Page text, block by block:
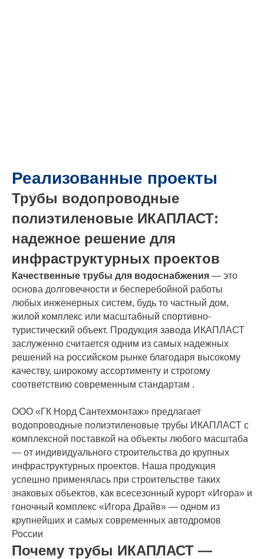
Реализованные проекты
Трубы водопроводные
полиэтиленовые ИКАПЛАСТ:
надежное решение для
инфраструктурных проектов
Качественные трубы для водоснабжения — это
основа долговечности и бесперебойной работы
любых инженерных систем, будь то частный дом,
жилой комплекс или масштабный спортивно-
туристический объект. Продукция завода ИКАПЛАСТ
заслуженно считается одним из самых надежных
решений на российском рынке благодаря высокому
качеству, широкому ассортименту и строгому
соответствию современным стандартам .
ООО «ГК Норд Сантехмонтаж» предлагает
водопроводные полиэтиленовые трубы ИКАПЛАСТ с
комплексной поставкой на объекты любого масштаба
— от индивидуального строительства до крупных
инфраструктурных проектов. Наша продукция
успешно применялась при строительстве таких
знаковых объектов, как всесезонный курорт «Игора» и
гоночный комплекс «Игора Драйв» — одном из
крупнейших и самых современных автодромов
России
Почему трубы ИКАПЛАСТ —